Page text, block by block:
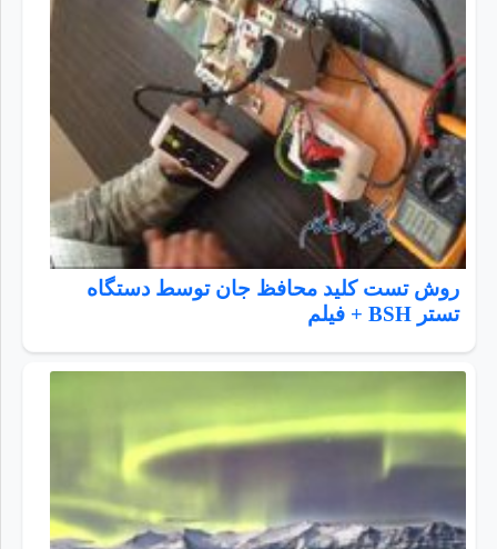
روش تست کلید محافظ جان توسط دستگاه
تستر BSH + فیلم